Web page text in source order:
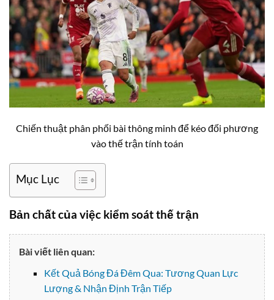
Chiến thuật phân phối bài thông minh để kéo đối phương
vào thế trận tính toán
Mục Lục
Bản chất của việc kiểm soát thế trận
Bài viết liên quan:
Kết Quả Bóng Đá Đêm Qua: Tương Quan Lực
Lượng & Nhận Định Trận Tiếp